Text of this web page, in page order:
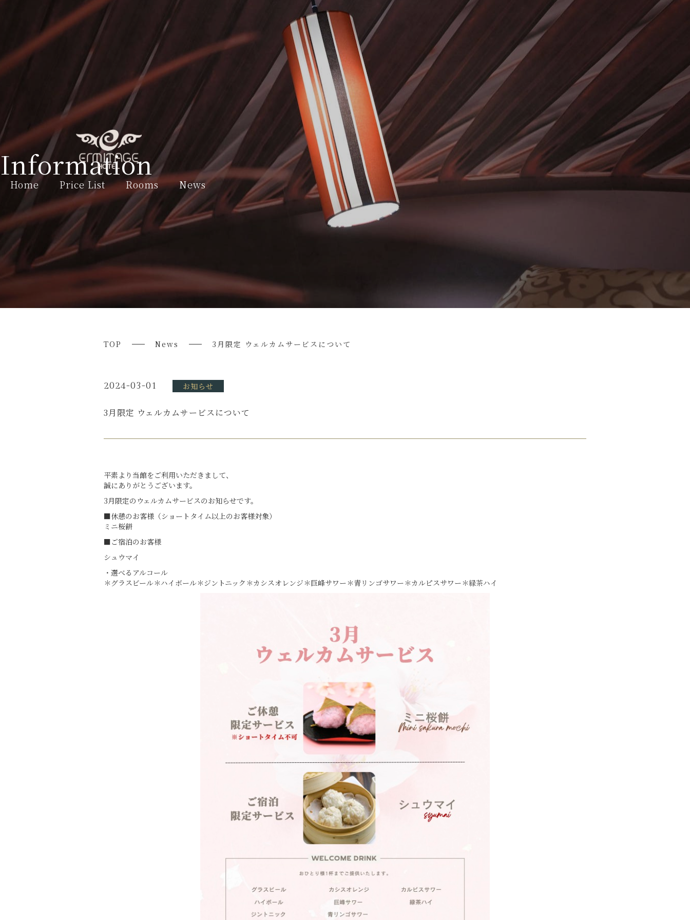
Information
Home Price List Rooms News
TOP News 3月限定 ウェルカムサービスについて
2024-03-01 お知らせ
3月限定 ウェルカムサービスについて
平素より当館をご利用いただきまして、
誠にありがとうございます。
3月限定のウェルカムサービスのお知らせです。
■休憩のお客様（ショートタイム以上のお客様対象）
ミニ桜餅
■ご宿泊のお客様
シュウマイ
・選べるアルコール
＊グラスビール＊ハイボール＊ジントニック＊カシスオレンジ＊巨峰サワー＊青リンゴサワー＊カルピスサワー＊緑茶ハイ